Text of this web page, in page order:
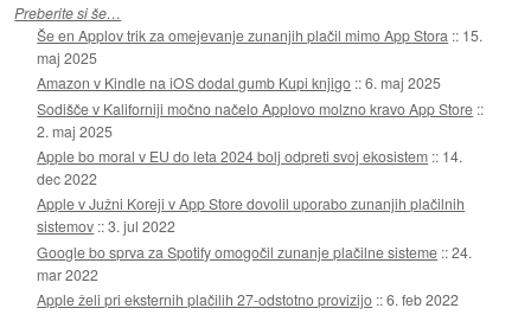
Preberite si še…
Še en Applov trik za omejevanje zunanjih plačil mimo App Stora :: 15.
maj 2025
Amazon v Kindle na iOS dodal gumb Kupi knjigo ::6. maj 2025
Sodišče v Kaliforniji močno načelo Applovo molzno kravo App Store ::
2. maj 2025
Apple bo moral v EU do leta 2024 bolj odpreti svoj ekosistem :: 14.
dec 2022
Apple v Južni Koreji v App Store dovolil uporabo zunanjih plačilnih
sistemov ::3. jul 2022
Google bo sprva za Spotify omogočil zunanje plačilne sisteme ::24.
mar 2022
Apple želi pri eksternih plačilih 27-odstotno provizijo ::6. feb 2022